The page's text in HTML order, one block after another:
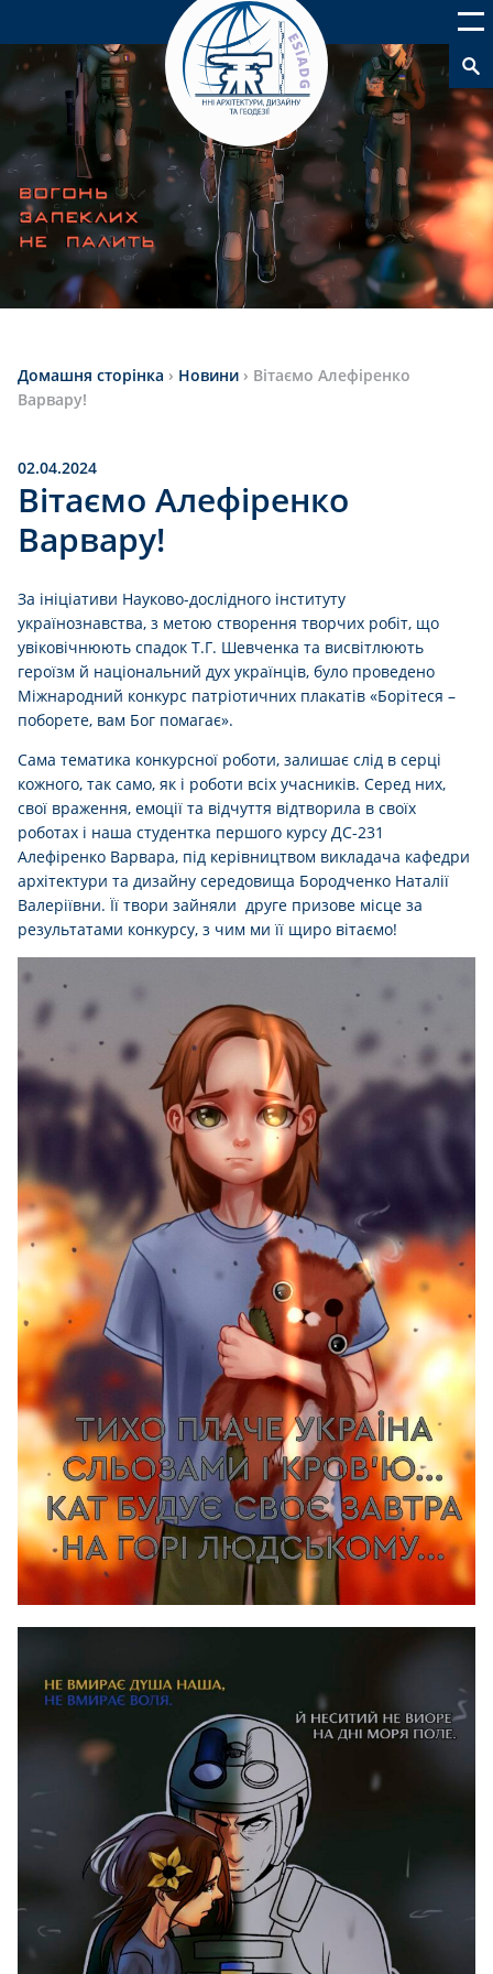
Домашня сторінка › Новини › Вітаємо Алефіренко
Варвару!
02.04.2024
Вітаємо Алефіренко
Варвару!
За ініціативи Науково-дослідного інституту
українознавства, з метою створення творчих робіт, що
увіковічнюють спадок Т.Г. Шевченка та висвітлюють
героїзм й національний дух українців, було проведено
Міжнародний конкурс патріотичних плакатів «Борітеся –
поборете, вам Бог помагає».
Сама тематика конкурсної роботи, залишає слід в серці
кожного, так само, як і роботи всіх учасників. Серед них,
свої враження, емоції та відчуття відтворила в своїх
роботах і наша студентка першого курсу ДС-231
Алефіренко Варвара, під керівництвом викладача кафедри
архітектури та дизайну середовища Бородченко Наталії
Валеріївни. Її твори зайняли друге призове місце за
результатами конкурсу, з чим ми її щиро вітаємо!